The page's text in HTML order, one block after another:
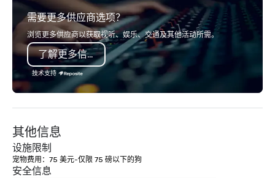
sessions using high-quality
ingredients and time-tested
techniques. Whether you're planning a
corporate team-building retreat,
milestone celebration, or virtual
cooking experience, we create
memorable events that encourage
connection, boost engagement, and
leave participants with new skills
building, corporate wellness
programs, birthday parties,
anniversary celebrations, rehearsal
dinners, holiday events, client
explore the mindsets
world's fastest-
or walk away with a
innovation playbook,
Fully customizable by
seniority, and
需要更多供应商选项？
浏览更多供应商以获取视听、娱乐、交通及其他活动所需。
了解更多信息
技术支持
其他信息
设施限制
宠物费用：75 美元-仅限 75 磅以下的狗
安全信息